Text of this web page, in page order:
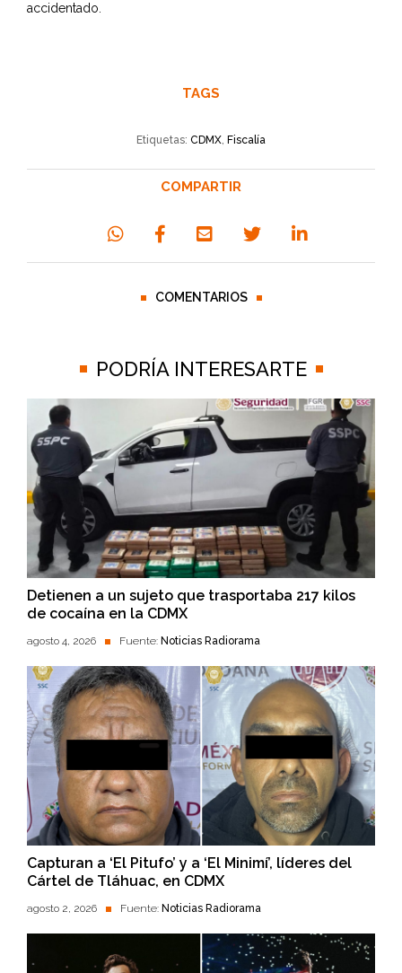
accidentado.
TAGS
Etiquetas: CDMX, Fiscalía
COMPARTIR
COMENTARIOS
PODRÍA INTERESARTE
Detienen a un sujeto que trasportaba 217 kilos
de cocaína en la CDMX
agosto 4, 2026 Fuente: Noticias Radiorama
Capturan a ‘El Pitufo’ y a ‘El Minimí’, líderes del
Cártel de Tláhuac, en CDMX
agosto 2, 2026 Fuente: Noticias Radiorama